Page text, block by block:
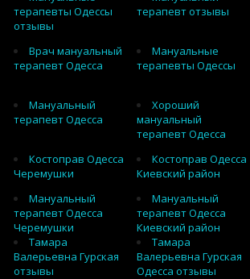
терапевты Одессы
отзывы
терапевт отзывы
Врач мануальный
терапевт Одесса
Мануальные
терапевты Одессы
Мануальный
терапевт Одесса
Хороший
мануальный
терапевт Одесса
Костоправ Одесса
Черемушки
Костоправ Одесса
Киевский район
Мануальный
терапевт Одесса
Черемушки
Мануальный
терапевт Одесса
Киевский район
Тамара
Валерьевна Гурская
отзывы
Тамара
Валерьевна Гурская
Одесса отзывы